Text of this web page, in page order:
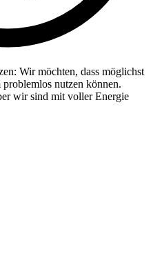
Wir möchten, dass möglichst
nutzen können.
wir sind mit voller Energie